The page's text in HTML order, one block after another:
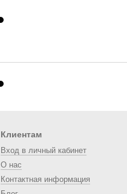
Клиентам
Вход в личный кабинет
О нас
Контактная информация